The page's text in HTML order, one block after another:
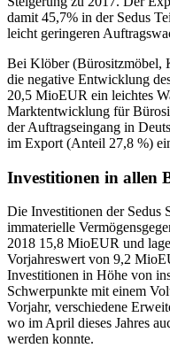
damit 45,7% in der Sedus
leicht geringeren
Bei Klöber (Bürositzmöbel,
die negative Entwicklung
20,5 MioEUR ein leichtes
Marktentwicklung für
der Auftragseingang in
im Export (Anteil 27,8 %)
Investitionen in allen
Die Investitionen der Sedus
immaterielle
2018 15,8 MioEUR und
Vorjahreswert von 9,2
Investitionen in Höhe von
Schwerpunkte mit einem
Vorjahr, verschiedene
wo im April dieses Jahres
werden konnte.